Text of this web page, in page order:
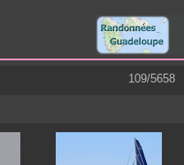
109/5658